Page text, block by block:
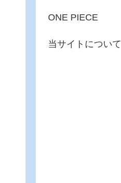
ONE PIECE
当サイトについて